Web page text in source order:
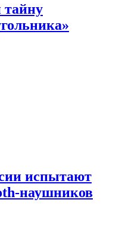
тайну
испытают
наушников